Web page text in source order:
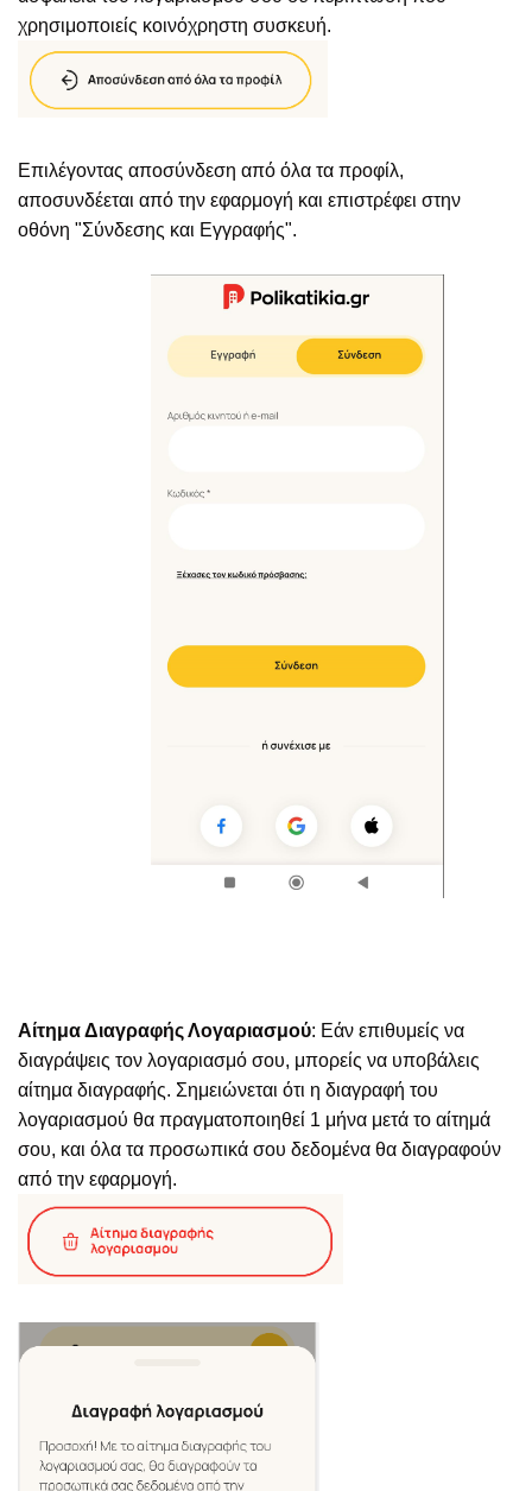
χρησιμοποιείς κοινόχρηστη συσκευή.
Επιλέγοντας αποσύνδεση από όλα τα προφίλ,
αποσυνδέεται από την εφαρμογή και επιστρέφει στην
οθόνη "Σύνδεσης και Εγγραφής".
Αίτημα Διαγραφής Λογαριασμού: Εάν επιθυμείς να
διαγράψεις τον λογαριασμό σου, μπορείς να υποβάλεις
αίτημα διαγραφής. Σημειώνεται ότι η διαγραφή του
λογαριασμού θα πραγματοποιηθεί 1 μήνα μετά το αίτημά
σου, και όλα τα προσωπικά σου δεδομένα θα διαγραφούν
από την εφαρμογή.